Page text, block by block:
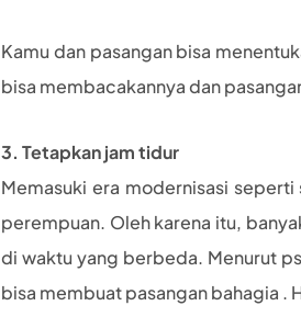
Kamu dan pasangan bisa
bisa membacakannya dan
3. Tetapkan jam tidur
Memasuki era modernisasi
perempuan. Oleh karena itu,
di waktu yang berbeda. Menurut
bisa membuat pasangan bahagia .